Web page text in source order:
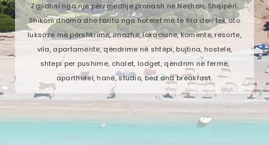
Zgjidhni nga një përzgjedhje pronash në Nezhan, Shqipëri.
Shikoni dhoma dhe tarifa nga hotelet më të lira deri tek ato
luksoze me përshkrime, imazhe, lokacione, komente, resorte,
vila, apartamente, qëndrime në shtëpi, bujtina, hostele,
shtepi per pushime, chalet, lodget, qëndrim në fermë,
aparthotel, hanë, studio, bed and breakfast.